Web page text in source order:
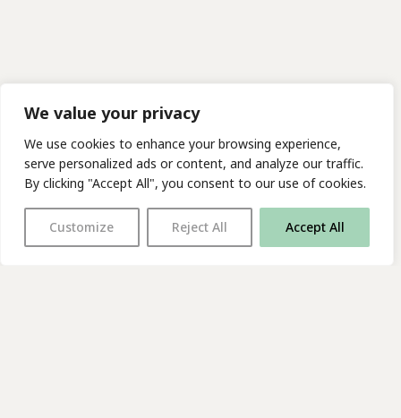
We value your privacy
We use cookies to enhance your browsing experience,
serve personalized ads or content, and analyze our traffic.
By clicking "Accept All", you consent to our use of cookies.
Customize Reject All Accept All